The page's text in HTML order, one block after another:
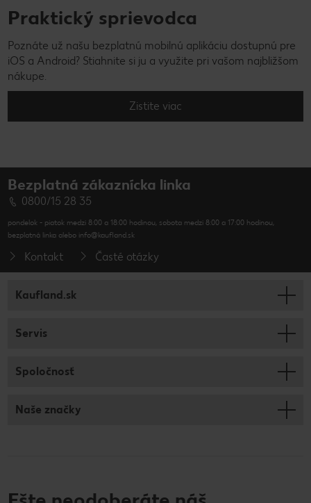
Praktický sprievodca
Poznáte už našu bezplatnú mobilnú aplikáciu dostupnú pre
iOS a Android? Stiahnite si ju a využite pri vašom najbližšom
nákupe.
Zistite viac
Bezplatná zákaznícka linka
0800/15 28 35
pondelok - piatok medzi 8:00 a 18:00 hodinou, sobota medzi 8:00 a 17:00 hodinou,
bezplatná linka alebo info@kaufland.sk
Kontakt Časté otázky
Kaufland.sk
Servis
Spoločnosť
Naše značky